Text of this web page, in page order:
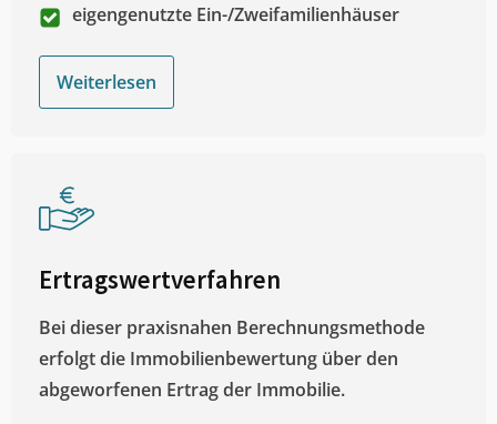
eigengenutzte Ein-/Zweifamilienhäuser
Weiterlesen
Ertragswertverfahren
Bei dieser praxisnahen Berechnungsmethode
erfolgt die Immobilienbewertung über den
abgeworfenen Ertrag der Immobilie.